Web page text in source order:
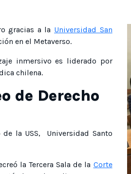
gracias a la Universidad San
en el Metaverso.
inmersivo es liderado por
chilena.
de Derecho
la USS, Universidad Santo
la Tercera Sala de la Corte